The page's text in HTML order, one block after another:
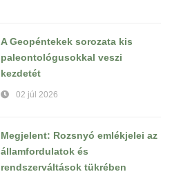
A Geopéntekek sorozata kis
paleontológusokkal veszi
kezdetét
02 júl 2026
Megjelent: Rozsnyó emlékjelei az
államfordulatok és
rendszerváltások tükrében